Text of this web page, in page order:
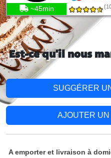
~45min
Est-ce qu'il nous
SUGGÉRER
AJOUTER
A emporter et livraison à